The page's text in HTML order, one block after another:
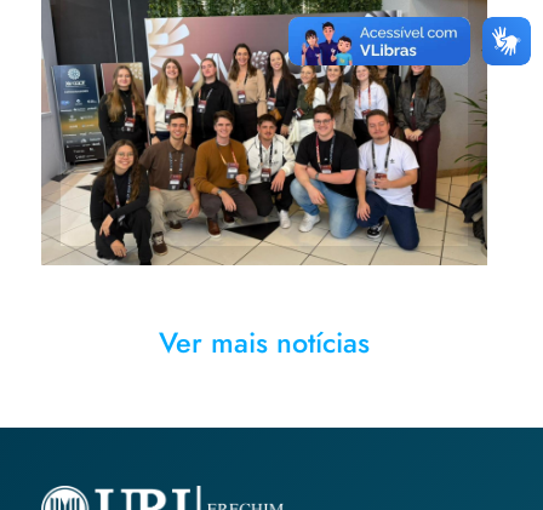
Estudantes e professores da
URI no Congresso Gaúcho de
Ortopedia e Traumatologia
Ver mais notícias